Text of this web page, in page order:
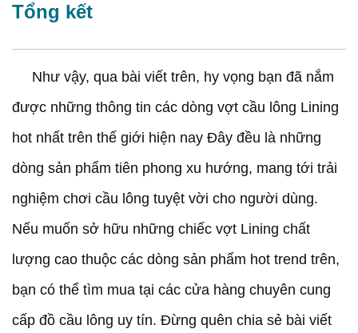
Tổng kết
Như vậy, qua bài viết trên, hy vọng bạn đã nắm
được những thông tin các dòng vợt cầu lông Lining
hot nhất trên thế giới hiện nay Đây đều là những
dòng sản phẩm tiên phong xu hướng, mang tới trải
nghiệm chơi cầu lông tuyệt vời cho người dùng.
Nếu muốn sở hữu những chiếc vợt Lining chất
lượng cao thuộc các dòng sản phẩm hot trend trên,
bạn có thể tìm mua tại các cửa hàng chuyên cung
cấp đồ cầu lông uy tín. Đừng quên chia sẻ bài viết